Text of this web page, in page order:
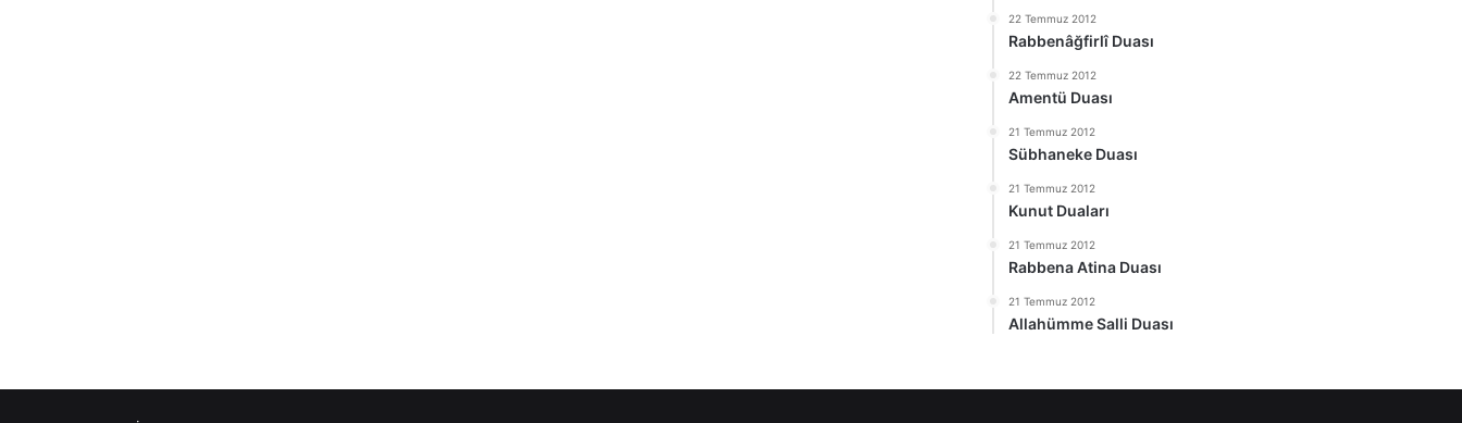
22 Temmuz 2012
Rabbenâğfirlî Duası
22 Temmuz 2012
Amentü Duası
21 Temmuz 2012
Sübhaneke Duası
21 Temmuz 2012
Kunut Duaları
21 Temmuz 2012
Rabbena Atina Duası
21 Temmuz 2012
Allahümme Salli Duası